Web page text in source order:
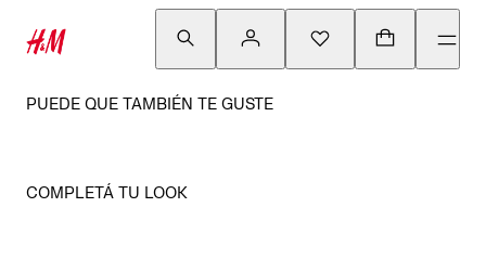
PUEDE QUE TAMBIÉN TE GUSTE
COMPLETÁ TU LOOK